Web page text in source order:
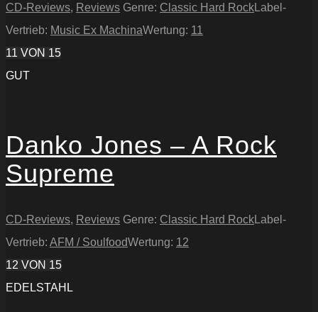
CD-Reviews, Reviews Genre: Classic Hard RockLabel-
Vertrieb: Music Ex MachinaWertung: 11
11 VON 15
GUT
Danko Jones – A Rock
Supreme
CD-Reviews, Reviews Genre: Classic Hard RockLabel-
Vertrieb: AFM / SoulfoodWertung: 12
12 VON 15
EDELSTAHL